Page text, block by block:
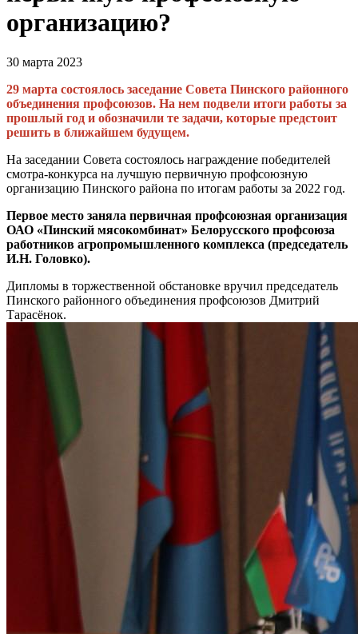
организацию?
30 марта 2023
29 марта состоялось заседание Совета Пинского районного
объединения профсоюзов. На нем подвели итоги работы за
прошлый год и обозначили те задачи, которые предстоит
решить в ближайшем будущем.
На заседании Совета состоялось награждение победителей
смотра-конкурса на лучшую первичную профсоюзную
организацию Пинского района по итогам работы за 2022 год.
Первое место заняла первичная профсоюзная организация
ОАО «Пинский мясокомбинат» Белорусского профсоюза
работников агропромышленного комплекса (председатель
И.Н. Головко).
Дипломы в торжественной обстановке вручил председатель
Пинского районного объединения профсоюзов Дмитрий
Тарасёнок.